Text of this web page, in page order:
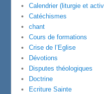
Calendrier (liturgie et
Catéchismes
chant
Cours de formations
Crise de l’Eglise
Dévotions
Disputes théologiques
Doctrine
Ecriture Sainte